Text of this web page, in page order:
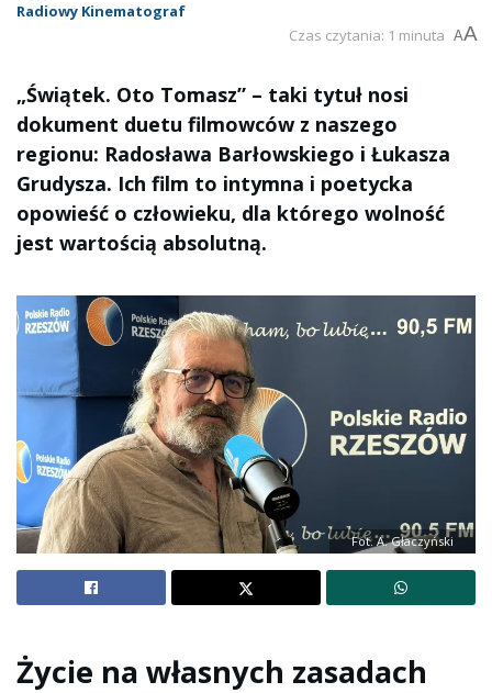
Radiowy Kinematograf
Czas czytania: 1 minuta AA
„Świątek. Oto Tomasz” – taki tytuł nosi
dokument duetu filmowców z naszego
regionu: Radosława Barłowskiego i Łukasza
Grudysza. Ich film to intymna i poetycka
opowieść o człowieku, dla którego wolność
jest wartością absolutną.
Fot. A. Głaczyński
Życie na własnych zasadach